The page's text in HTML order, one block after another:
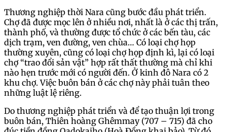
Thương nghiệp thời Nara cũng bước đầu phát triển.
Chợ đã được mọc lên ở nhiều nơi, nhất là ở các thị trấn,
thành phố, và thường được tổ chức ở các bến tàu, các
dịch trạm, ven đường, ven chùa… Có loại chợ họp
thường xuyên, cũng có loại chợ họp định kì, lại có loại
chợ “trao đổi sản vật” hợp rất thất thường mà chỉ khi
nào hẹn trước mới có người đến. Ở kinh đô Nara có 2
khu chợ. Việc buôn bán ở các chợ này phải tuân theo
những luật lệ riêng.
Do thương nghiệp phát triển và để tạo thuận lợi trong
buôn bán, Thiên hoàng Ghêmmay (707 – 715) đã cho